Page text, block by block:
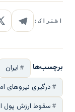
اشتراک:
برچسب‌ها ایران
درگیری نیروهای
سقوط ارزش پول